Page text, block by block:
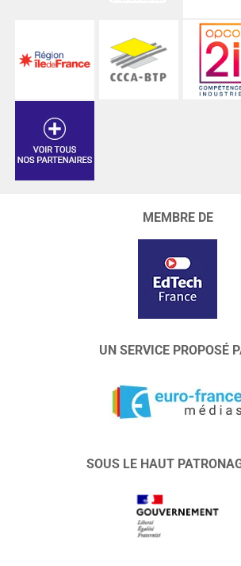
MEMBRE DE
UN SERVICE PROPOSÉ
SOUS LE HAUT